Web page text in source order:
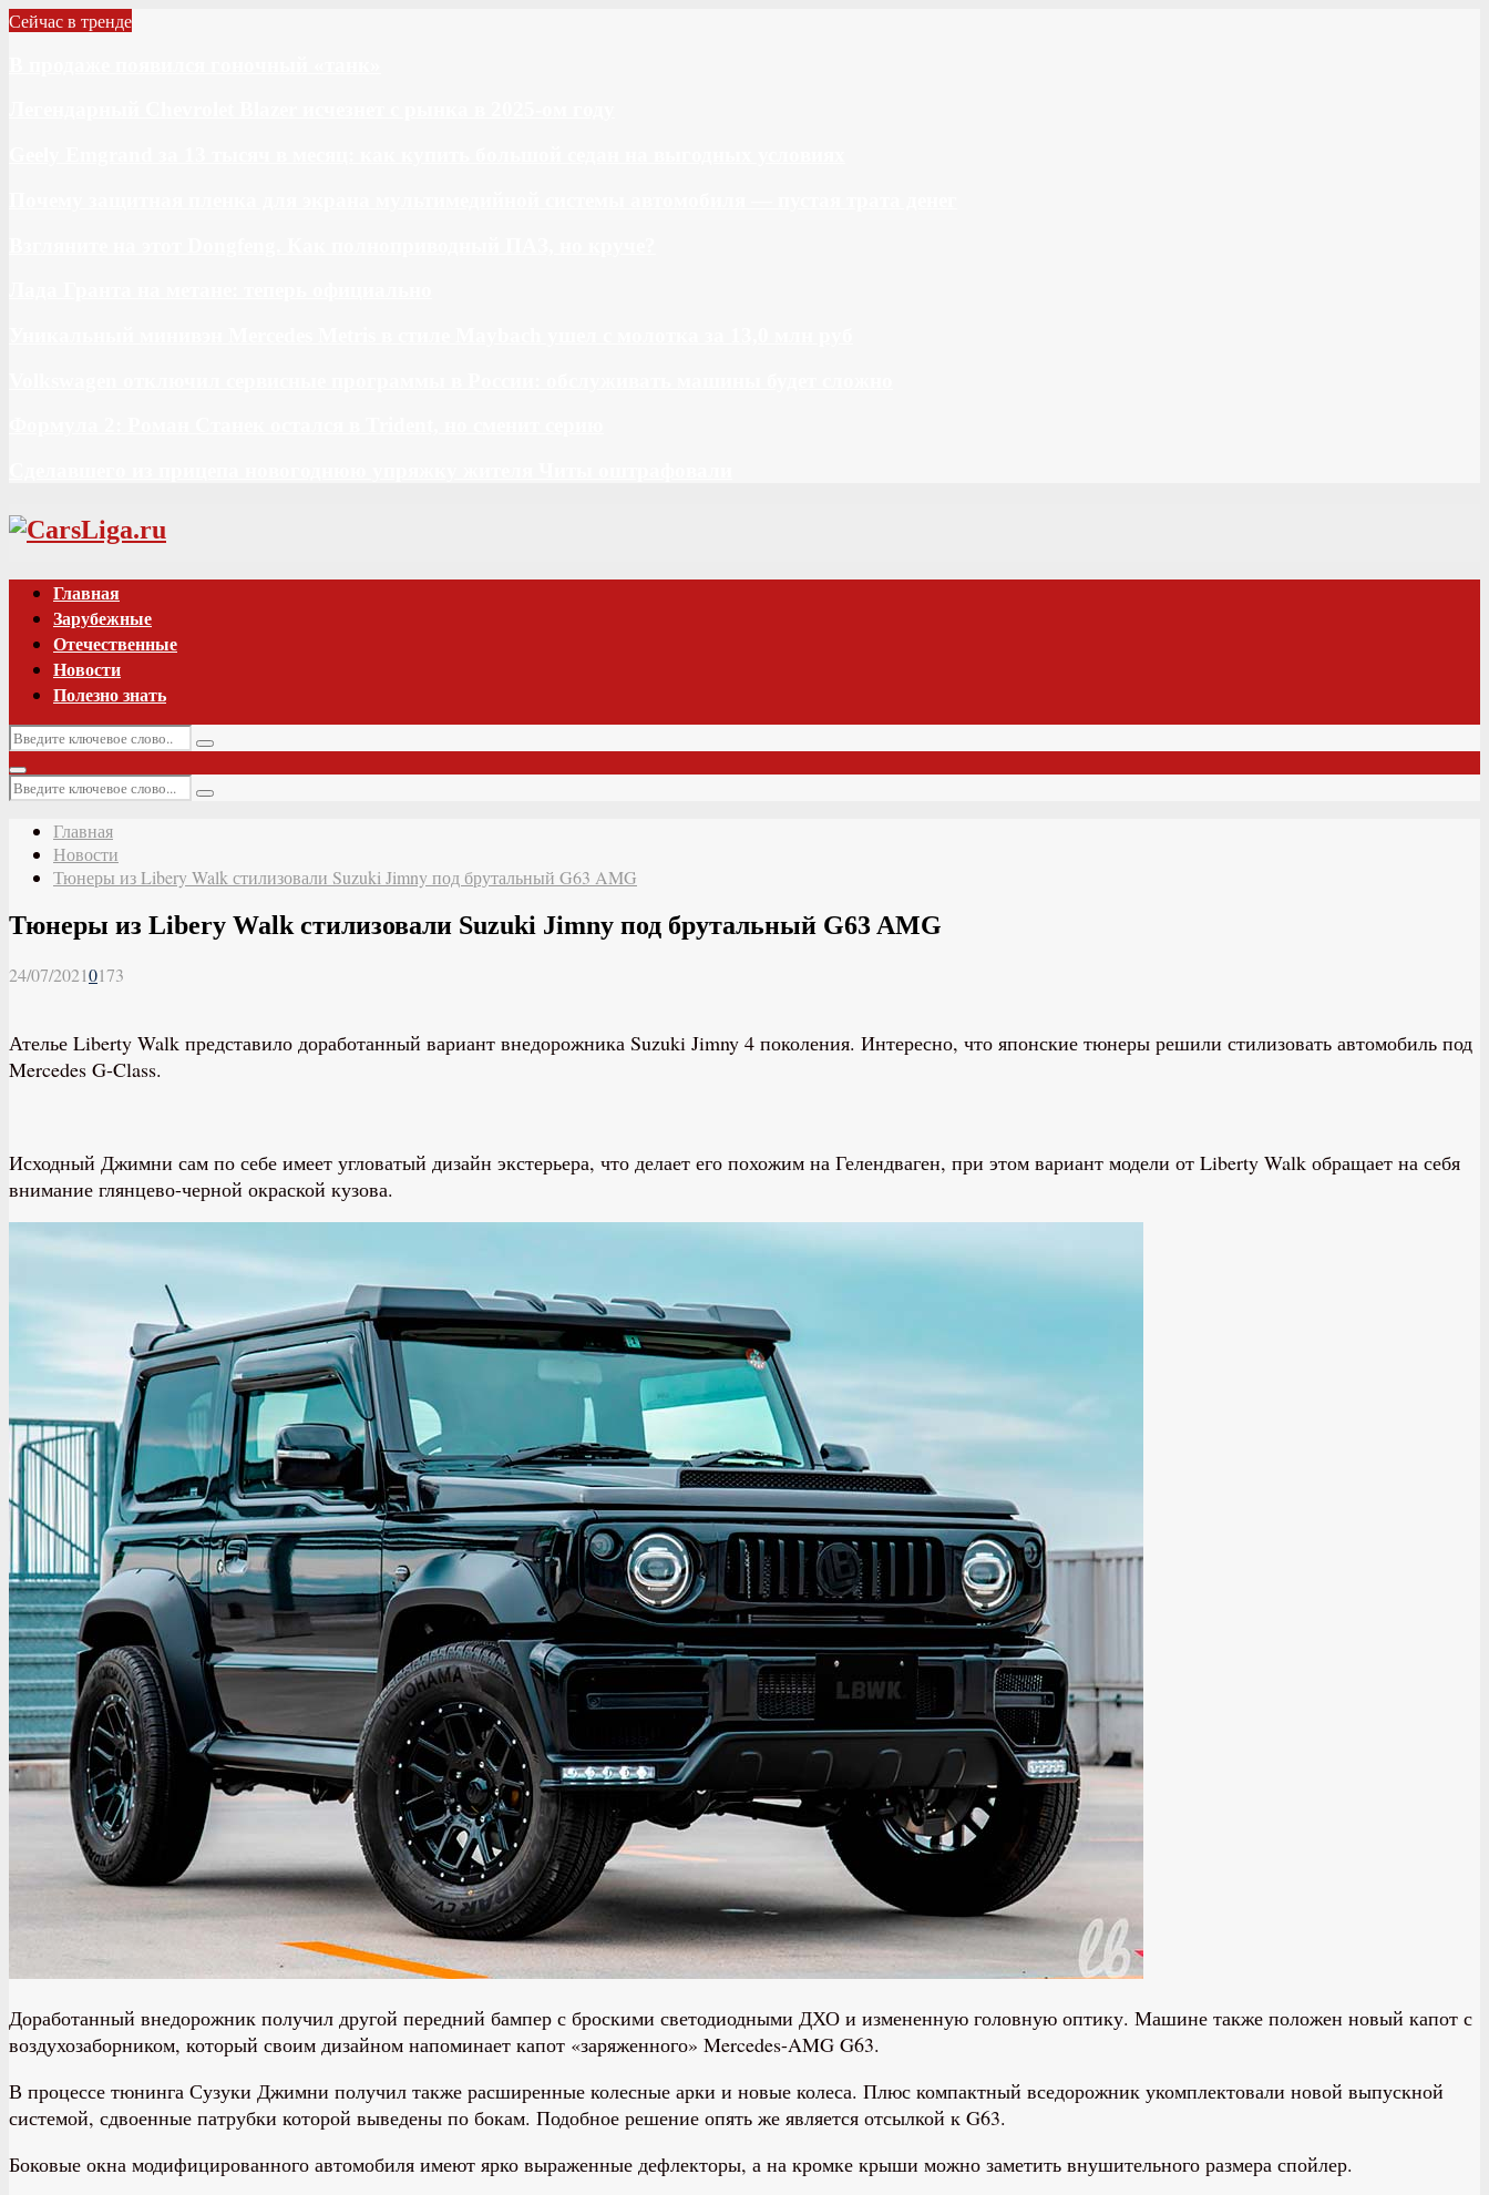
Сейчас в тренде
Vk
Главная
Зарубежные
Отечественные
Новости
Полезно знать
Искать:
Поиск
Основное
меню
Искать:
Поиск
Главная
Новости
Тюнеры из Libery Walk стилизовали Suzuki Jimny под брутальный G63 AMG
Тюнеры из Libery Walk стилизовали Suzuki Jimny под брутальный G63 AMG
24/07/20210173
Ателье Liberty Walk представило доработанный вариант внедорожника Suzuki Jimny 4 поколения. Интересно, что японские тюнеры решили стилизовать автомобиль под
Mercedes G-Class.
Исходный Джимни сам по себе имеет угловатый дизайн экстерьера, что делает его похожим на Гелендваген, при этом вариант модели от Liberty Walk обращает на себя
внимание глянцево-черной окраской кузова.
Доработанный внедорожник получил другой передний бампер с броскими светодиодными ДХО и измененную головную оптику. Машине также положен новый капот с
воздухозаборником, который своим дизайном напоминает капот «заряженного» Mercedes-AMG G63.
В процессе тюнинга Сузуки Джимни получил также расширенные колесные арки и новые колеса. Плюс компактный вседорожник укомплектовали новой выпускной
системой, сдвоенные патрубки которой выведены по бокам. Подобное решение опять же является отсылкой к G63.
Боковые окна модифицированного автомобиля имеют ярко выраженные дефлекторы, а на кромке крыши можно заметить внушительного размера спойлер.